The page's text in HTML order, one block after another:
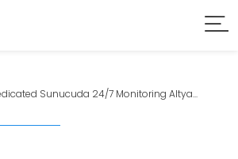
Sunucuda 24/7 Monitoring Altya...